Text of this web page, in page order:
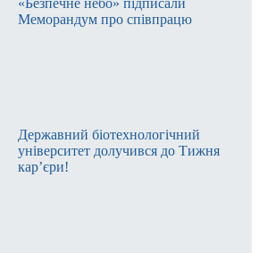
Меморандум про співпрацю
Державний біотехнологічний
університет долучився до Тижня
кар’єри!